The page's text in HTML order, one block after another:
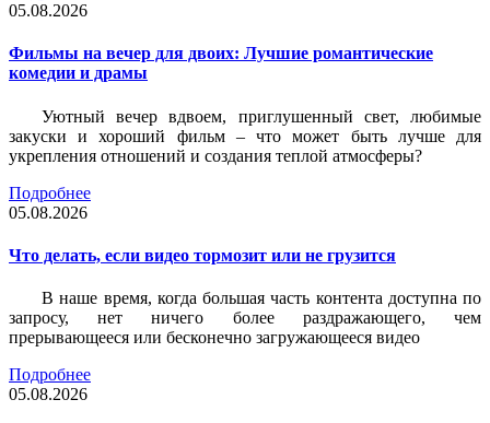
05.08.2026
Фильмы на вечер для двоих: Лучшие романтические
комедии и драмы
Уютный вечер вдвоем, приглушенный свет, любимые
закуски и хороший фильм – что может быть лучше для
укрепления отношений и создания теплой атмосферы?
Подробнее
05.08.2026
Что делать, если видео тормозит или не грузится
В наше время, когда большая часть контента доступна по
запросу, нет ничего более раздражающего, чем
прерывающееся или бесконечно загружающееся видео
Подробнее
05.08.2026